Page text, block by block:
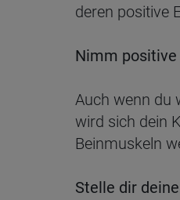
deren positive
Nimm
Auch wenn du
wird sich dein
Beinmuskeln
Stelle dir